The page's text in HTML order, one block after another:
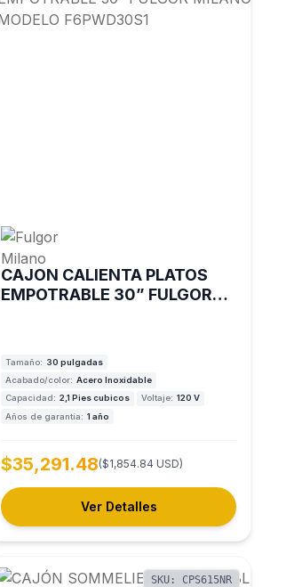
CAJON CALIENTA PLATOS
EMPOTRABLE 30” FULGOR
Tamaño: 30 pulgadas
Acabado/color: Acero Inoxidable
Capacidad: 2,1 Pies cubicos Voltaje: 120 V
Años de garantía: 1 año
$35,291.48($1,854.84 USD)
Ver Detalles
SKU: CPS615NR